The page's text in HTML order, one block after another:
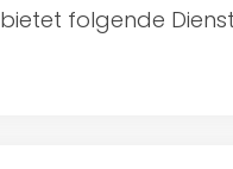
bietet folgende